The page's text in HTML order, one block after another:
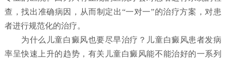
查，找出准确病因，从而制定出“一对一”的治疗方案，对患
者进行规范化的治疗。
为什么儿童白癜风也要尽早治疗？ 儿童白癜风患者发病
率呈快速上升的趋势，有关儿童白癜风能不能治好的一系列